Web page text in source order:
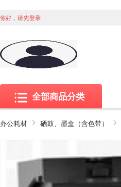
你好，请先登录
全部商品分类
办公耗材 硒鼓、墨盒（含色带）